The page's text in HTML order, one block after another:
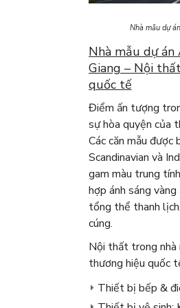
Nhà mẫu dự
Nhà mẫu dự
Giang – Nội
quốc tế
Điểm ấn tượng
sự hòa quyện của
Các căn mẫu
Scandinavian và
gam màu trung
hợp ánh sáng
tổng thể thanh
cúng.
Nội thất trong nhà
thương hiệu quốc
Thiết bị bếp &